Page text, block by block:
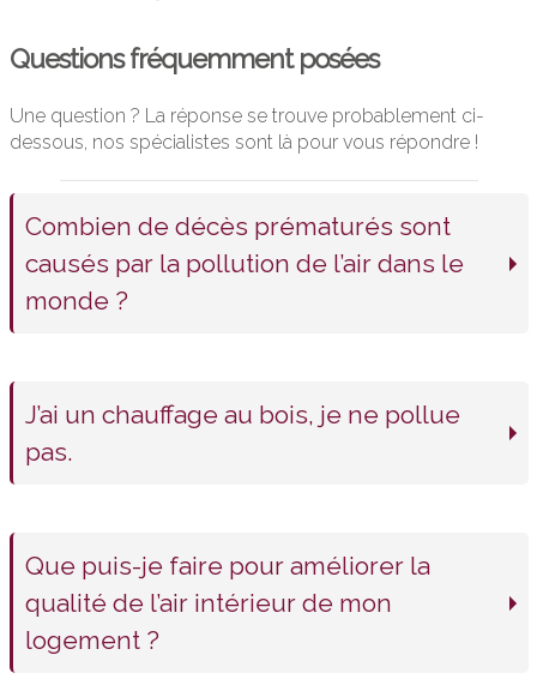
Questionsfréquemment posées
Une question ? La réponse se trouve probablement ci-
dessous, nos spécialistes sont là pour vous répondre !
Combien de décès prématurés sont
causés par la pollution de l’air dans le
monde ?
J’ai un chauffage au bois, je ne pollue
pas.
Que puis-je faire pour améliorer la
qualité de l’air intérieur de mon
logement ?